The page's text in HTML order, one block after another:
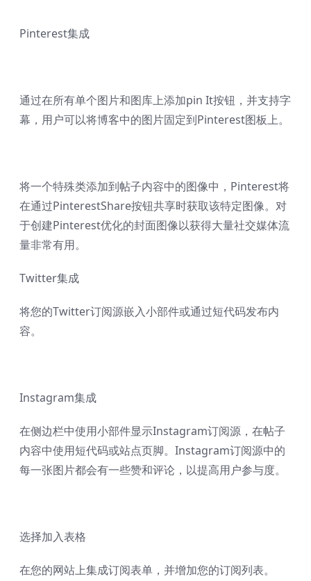
Pinterest集成
通过在所有单个图片和图库上添加pin It按钮，并支持字
幕，用户可以将博客中的图片固定到Pinterest图板上。
将一个特殊类添加到帖子内容中的图像中，Pinterest将
在通过PinterestShare按钮共享时获取该特定图像。对
于创建Pinterest优化的封面图像以获得大量社交媒体流
量非常有用。
Twitter集成
将您的Twitter订阅源嵌入小部件或通过短代码发布内
容。
Instagram集成
在侧边栏中使用小部件显示Instagram订阅源，在帖子
内容中使用短代码或站点页脚。Instagram订阅源中的
每一张图片都会有一些赞和评论，以提高用户参与度。
选择加入表格
在您的网站上集成订阅表单，并增加您的订阅列表。